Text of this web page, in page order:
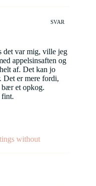
SVAR
det var mig, ville jeg
appelsinsaften og
af. Det kan jo
Det er mere fordi,
bær et opkog.
fint.
without